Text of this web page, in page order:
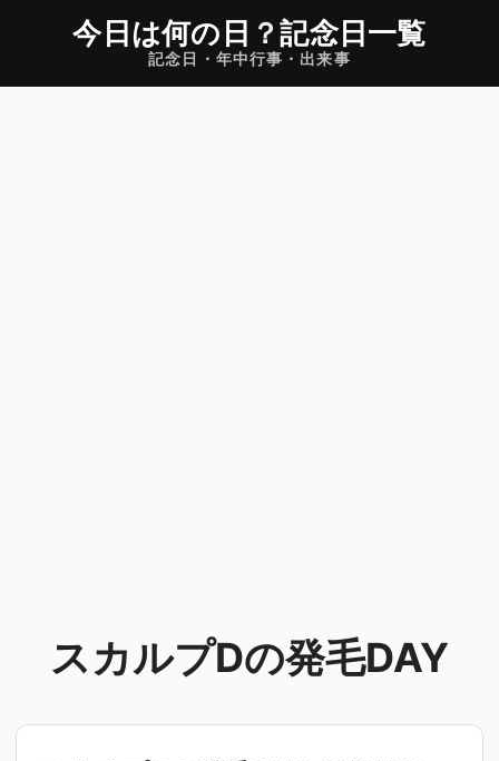
今日は何の日 ？記念日一覧
記念日・年中行事・出来事
スカルプDの発毛DAY